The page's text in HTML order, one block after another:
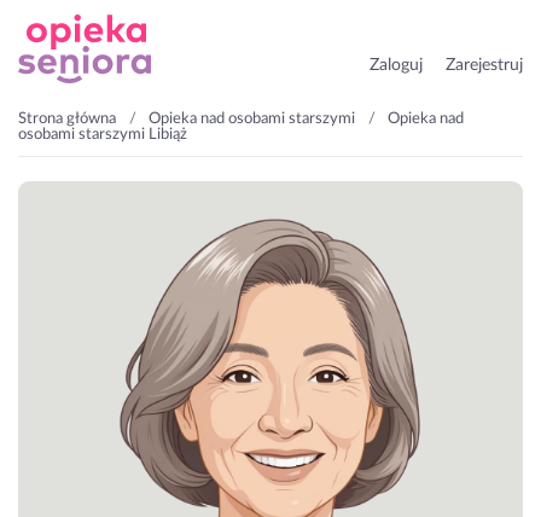
Zaloguj Zarejestruj
Strona główna Opieka nad osobami starszymi
Opieka nad
osobami starszymi Libiąż